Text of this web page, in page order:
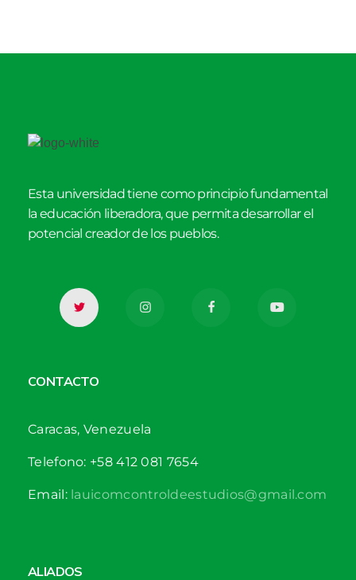
Esta universidad tiene como principio fundamental
la educación liberadora, que permita desarrollar el
potencial creador de los pueblos.
CONTACTO
Caracas, Venezuela
Telefono: +58 412 081 7654
Email:lauicomcontroldeestudios@gmail.com
ALIADOS